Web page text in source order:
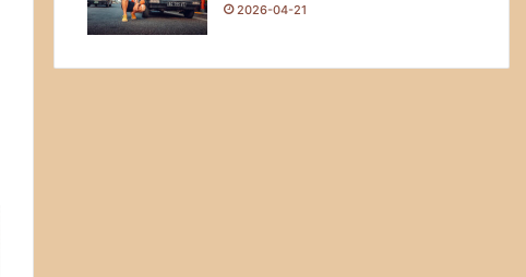
2026-04-21